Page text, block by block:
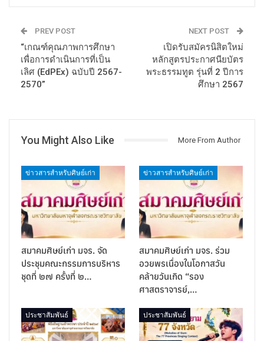
PREV POST
“เกณฑ์คุณภาพการศึกษา
เพื่อการดำเนินการที่เป็น
เลิศ (EdPEx) ฉบับปี 2567-
2570”
NEXT POST
เปิดรับสมัครนิสิตใหม่
หลักสูตรประกาศนียบัตร
พระธรรมทูต รุ่นที่ 2 ปีการ
ศึกษา 2567
You Might Also Like More From Author
ข่าวสารสำหรับศิษย์เก่า
สมาคมศิษย์เก่า มจร. จัด
ประชุมคณะกรรมการบริหาร
ชุดที่ ๒๗ ครั้งที่ ๒…
ข่าวสารสำหรับศิษย์เก่า
สมาคมศิษย์เก่า มจร. ร่วม
อวยพรเนื่องในโอกาสวัน
คล้ายวันเกิด “รอง
ศาสตราจารย์,…
ประชาสัมพันธ์ ประชาสัมพันธ์